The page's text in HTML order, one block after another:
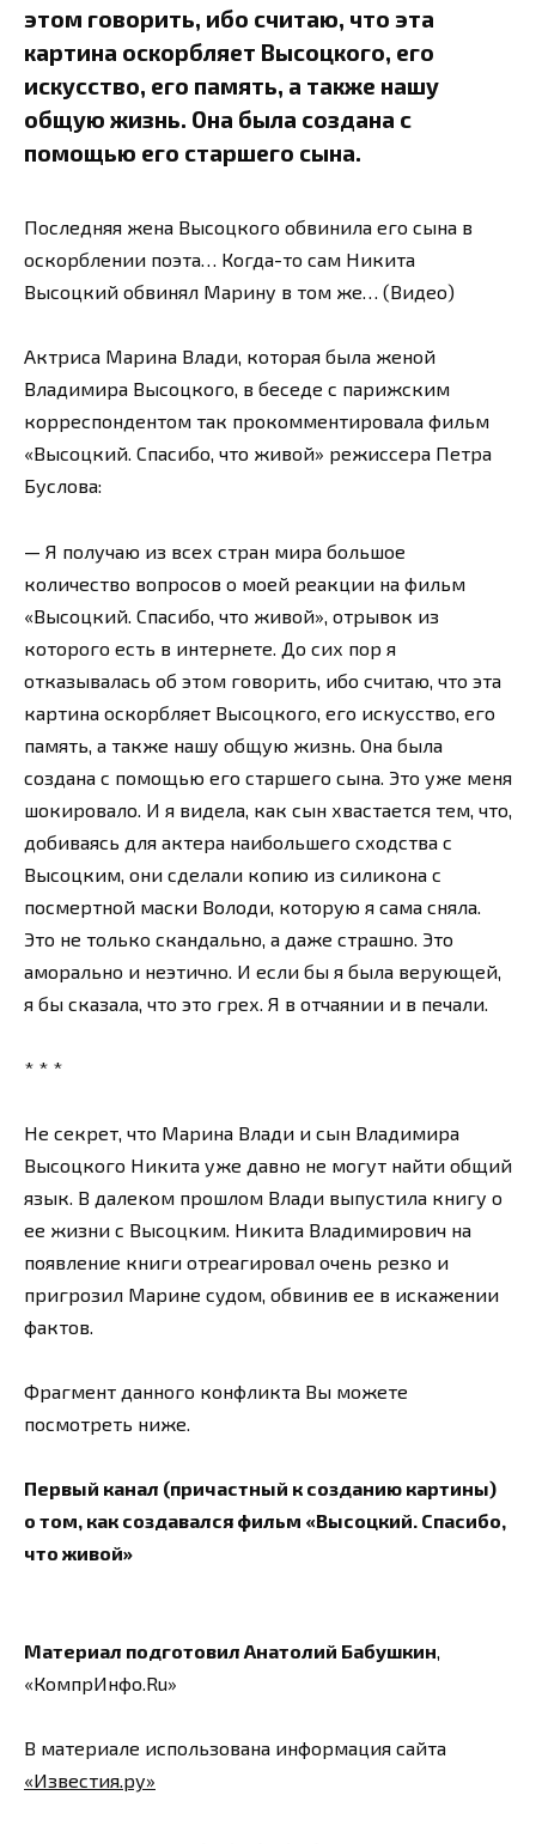
этом говорить, ибо считаю, что эта
картина оскорбляет Высоцкого, его
искусство, его память, а также нашу
общую жизнь. Она была создана с
помощью его старшего сына.
Последняя жена Высоцкого обвинила его сына в
оскорблении поэта… Когда-то сам Никита
Высоцкий обвинял Марину в том же… (Видео)
Актриса Марина Влади, которая была женой
Владимира Высоцкого, в беседе с парижским
корреспондентом так прокомментировала фильм
«Высоцкий. Спасибо, что живой» режиссера Петра
Буслова:
— Я получаю из всех стран мира большое
количество вопросов о моей реакции на фильм
«Высоцкий. Спасибо, что живой», отрывок из
которого есть в интернете. До сих пор я
отказывалась об этом говорить, ибо считаю, что эта
картина оскорбляет Высоцкого, его искусство, его
память, а также нашу общую жизнь. Она была
создана с помощью его старшего сына. Это уже меня
шокировало. И я видела, как сын хвастается тем, что,
добиваясь для актера наибольшего сходства с
Высоцким, они сделали копию из силикона с
посмертной маски Володи, которую я сама сняла.
Это не только скандально, а даже страшно. Это
аморально и неэтично. И если бы я была верующей,
я бы сказала, что это грех. Я в отчаянии и в печали.
* * *
Не секрет, что Марина Влади и сын Владимира
Высоцкого Никита уже давно не могут найти общий
язык. В далеком прошлом Влади выпустила книгу о
ее жизни с Высоцким. Никита Владимирович на
появление книги отреагировал очень резко и
пригрозил Марине судом, обвинив ее в искажении
фактов.
Фрагмент данного конфликта Вы можете
посмотреть ниже.
Первый канал (причастный к созданию картины)
о том, как создавался фильм «Высоцкий. Спасибо,
что живой»
Материал подготовил Анатолий Бабушкин
«КомпрИнфо.Ru»
В материале использована информация сайта
«Известия.ру»